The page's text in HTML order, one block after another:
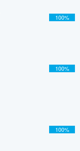
100%
100%
100%